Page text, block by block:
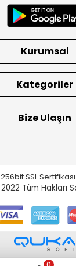
Kurumsal
Kategoriler
Bize Ulaşın
SSL
Tüm Hakları